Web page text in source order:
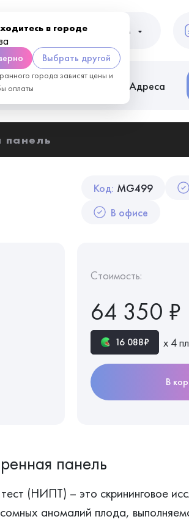
в городе
верно Выбрать другой
города зависят цены и
оплаты
Пациентам
Адреса
панель
Код: MG499
В офисе
Стоимость:
64 350 ₽
16 088₽ х 4
В
панель
(НИПТ) – это скрининговое
аномалий плода,